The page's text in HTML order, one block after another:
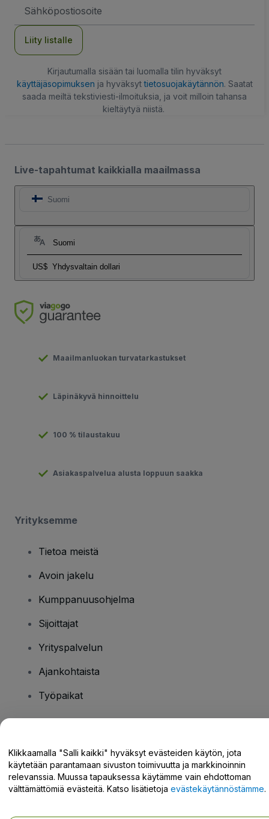
Liity listalle
Kirjautumalla sisään tai luomalla tilin hyväksyt
käyttäjäsopimuksen ja hyväksyttietosuojakäytännön. Saatat
saada meiltä tekstiviesti-ilmoituksia, ja voit milloin tahansa
kieltäytyä niistä.
Live-tapahtumat kaikkialla maailmassa
Suomi
Suomi
US$ Yhdysvaltain dollari
Maailmanluokan turvatarkastukset
Läpinäkyvä hinnoittelu
100 % tilaustakuu
Asiakaspalvelua alusta loppuun saakka
Yrityksemme
Tietoa meistä
Avoin jakelu
Kumppanuusohjelma
Sijoittajat
Yrityspalvelun
Ajankohtaista
Työpaikat
Tukikeskus / Ota meihin yhteyttä
Klikkaamalla "Salli kaikki" hyväksyt evästeiden käytön, jota
käytetään parantamaan sivuston toimivuutta ja markkinoinnin
relevanssia. Muussa tapauksessa käytämme vain ehdottoman
välttämättömiä evästeitä. Katso lisätietoja evästekäytännöstämme.